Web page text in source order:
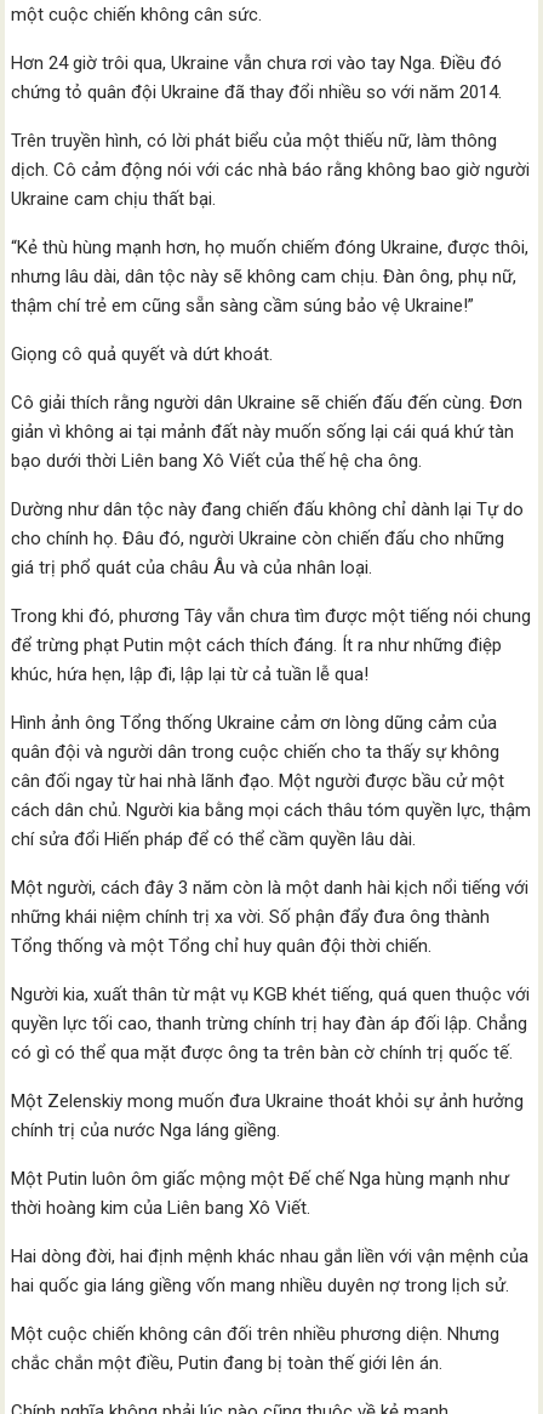
một cuộc chiến không cân sức.
Hơn 24 giờ trôi qua, Ukraine vẫn chưa rơi vào tay Nga. Điều đó
chứng tỏ quân đội Ukraine đã thay đổi nhiều so với năm 2014.
Trên truyền hình, có lời phát biểu của một thiếu nữ, làm thông
dịch. Cô cảm động nói với các nhà báo rằng không bao giờ người
Ukraine cam chịu thất bại.
“Kẻ thù hùng mạnh hơn, họ muốn chiếm đóng Ukraine, được thôi,
nhưng lâu dài, dân tộc này sẽ không cam chịu. Đàn ông, phụ nữ,
thậm chí trẻ em cũng sẵn sàng cầm súng bảo vệ Ukraine!”
Giọng cô quả quyết và dứt khoát.
Cô giải thích rằng người dân Ukraine sẽ chiến đấu đến cùng. Đơn
giản vì không ai tại mảnh đất này muốn sống lại cái quá khứ tàn
bạo dưới thời Liên bang Xô Viết của thế hệ cha ông.
Dường như dân tộc này đang chiến đấu không chỉ dành lại Tự do
cho chính họ. Đâu đó, người Ukraine còn chiến đấu cho những
giá trị phổ quát của châu Âu và của nhân loại.
Trong khi đó, phương Tây vẫn chưa tìm được một tiếng nói chung
để trừng phạt Putin một cách thích đáng. Ít ra như những điệp
khúc, hứa hẹn, lập đi, lập lại từ cả tuần lễ qua!
Hình ảnh ông Tổng thống Ukraine cảm ơn lòng dũng cảm của
quân đội và người dân trong cuộc chiến cho ta thấy sự không
cân đối ngay từ hai nhà lãnh đạo. Một người được bầu cử một
cách dân chủ. Người kia bằng mọi cách thâu tóm quyền lực, thậm
chí sửa đổi Hiến pháp để có thể cầm quyền lâu dài.
Một người, cách đây 3 năm còn là một danh hài kịch nổi tiếng với
những khái niệm chính trị xa vời. Số phận đẩy đưa ông thành
Tổng thống và một Tổng chỉ huy quân đội thời chiến.
Người kia, xuất thân từ mật vụ KGB khét tiếng, quá quen thuộc với
quyền lực tối cao, thanh trừng chính trị hay đàn áp đối lập. Chẳng
có gì có thể qua mặt được ông ta trên bàn cờ chính trị quốc tế.
Một Zelenskiy mong muốn đưa Ukraine thoát khỏi sự ảnh hưởng
chính trị của nước Nga láng giềng.
Một Putin luôn ôm giấc mộng một Đế chế Nga hùng mạnh như
thời hoàng kim của Liên bang Xô Viết.
Hai dòng đời, hai định mệnh khác nhau gắn liền với vận mệnh của
hai quốc gia láng giềng vốn mang nhiều duyên nợ trong lịch sử.
Một cuộc chiến không cân đối trên nhiều phương diện. Nhưng
chắc chắn một điều, Putin đang bị toàn thế giới lên án.